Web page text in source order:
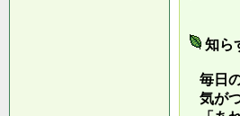
知ら
毎日の
気がつ